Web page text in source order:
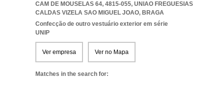
CAM DE MOUSELAS 64, 4815-055, UNIAO FREGUESIAS
CALDAS VIZELA SAO MIGUEL JOAO, BRAGA
Confecção de outro vestuário exterior em série
UNIP
Ver empresa Ver no Mapa
Matches in the search for: